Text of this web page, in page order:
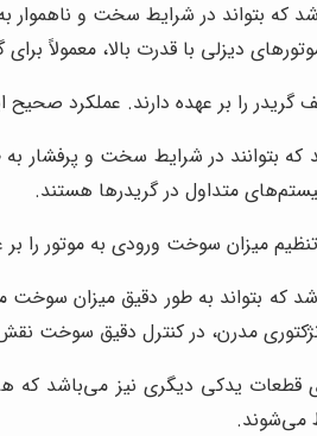
که بتواند در شرایط سخت و
دیزلی با قدرت بالا، معمولاً
گریدر را بر عهده دارند. عملکرد
که بتوانند در شرایط سخت و پرفشار
متداول در گریدرها هستند.
میزان سوخت ورودی به موتور را
بتواند به طور دقیق میزان سوخت
مدرن، در کنترل دقیق سوخت
قطعات یدکی دیگری نیز می‌باشد
می‌شوند.